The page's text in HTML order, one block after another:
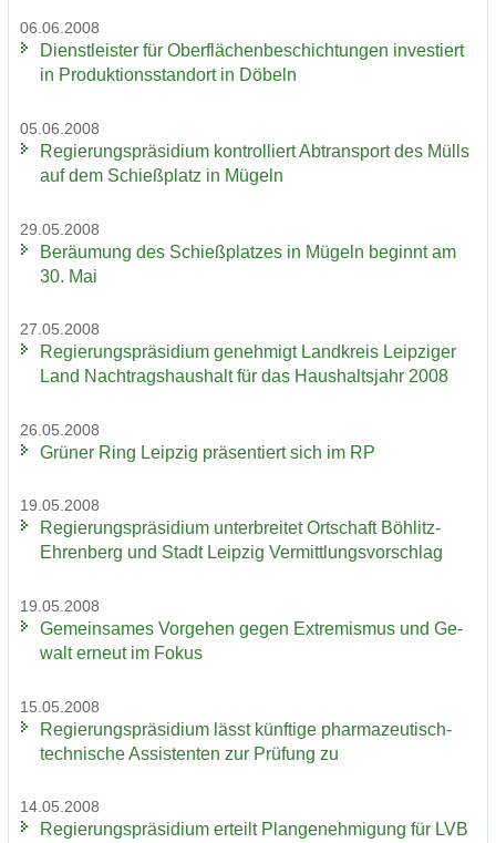
06.06.2008
Dienst­leis­ter für Ober­flä­chen­be­schich­tun­gen in­ves­tiert
in Pro­duk­ti­ons­stand­ort in Dö­beln
05.06.2008
Re­gie­rungs­prä­si­di­um kon­trol­liert Ab­trans­port des Mülls
auf dem Schieß­platz in Mü­geln
29.05.2008
Be­räu­mung des Schieß­plat­zes in Mü­geln be­ginnt am
30. Mai
27.05.2008
Re­gie­rungs­prä­si­di­um ge­neh­migt Land­kreis Leip­zi­ger
Land Nach­trags­haus­halt für das Haus­halts­jahr 2008
26.05.2008
Grü­ner Ring Leip­zig prä­sen­tiert sich im RP
19.05.2008
Re­gie­rungs­prä­si­di­um un­ter­brei­tet Ort­schaft Böhlitz-​
Ehrenberg und Stadt Leip­zig Ver­mitt­lungs­vor­schlag
19.05.2008
Ge­mein­sa­mes Vor­ge­hen gegen Ex­tre­mis­mus und Ge­
walt er­neut im Fokus
15.05.2008
Re­gie­rungs­prä­si­di­um lässt künf­ti­ge pharmazeutisch-​
technische As­sis­ten­ten zur Prü­fung zu
14.05.2008
Re­gie­rungs­prä­si­di­um er­teilt Plan­ge­neh­mi­gung für LVB